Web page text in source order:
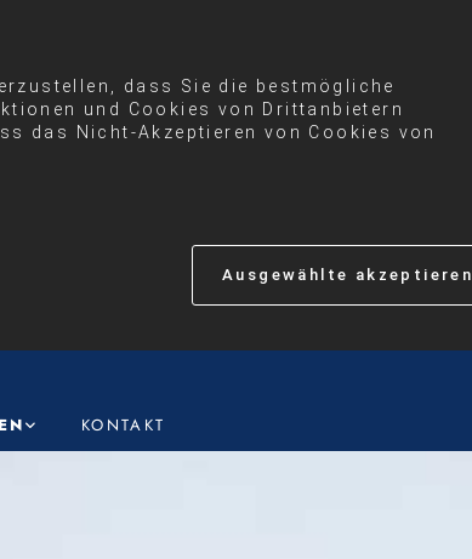
dass Sie die bestmögliche
und Cookies von Drittanbietern
das Nicht-Akzeptieren von Cookies von
Ausgewählte akzeptieren
KONTAKT